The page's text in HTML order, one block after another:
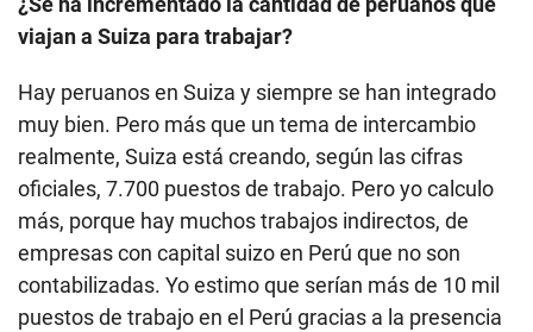
viajan a Suiza para trabajar?
Hay peruanos en Suiza y siempre se han integrado
muy bien. Pero más que un tema de intercambio
realmente, Suiza está creando, según las cifras
oficiales, 7.700 puestos de trabajo. Pero yo calculo
más, porque hay muchos trabajos indirectos, de
empresas con capital suizo en Perú que no son
contabilizadas. Yo estimo que serían más de 10 mil
puestos de trabajo en el Perú gracias a la presencia